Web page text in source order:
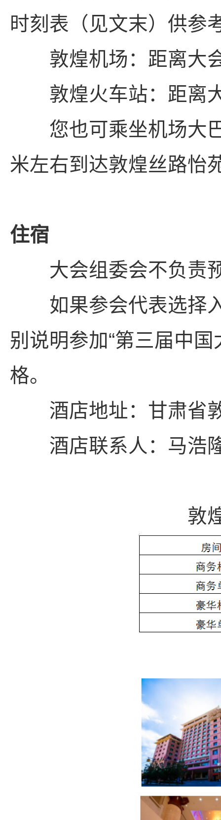
时刻表（见文末）供参
敦煌机场：距离大会
敦煌火车站：距离大
您也可乘坐机场大巴
米左右到达敦煌丝路怡
住宿
大会组委会不负责
如果参会代表选择入
别说明参加“第三届中
格。
酒店地址：甘肃省
酒店联系人：马浩
敦